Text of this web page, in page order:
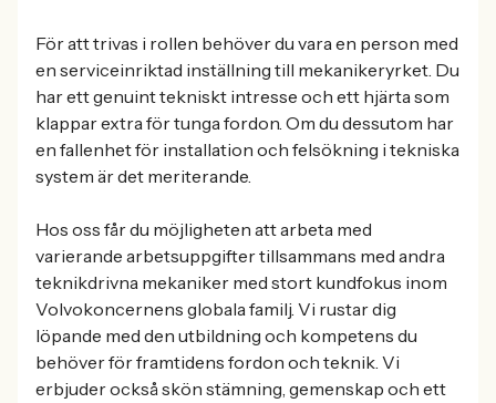
För att trivas i rollen behöver du vara en person med
en serviceinriktad inställning till mekanikeryrket. Du
har ett genuint tekniskt intresse och ett hjärta som
klappar extra för tunga fordon. Om du dessutom har
en fallenhet för installation och felsökning i tekniska
system är det meriterande.
Hos oss får du möjligheten att arbeta med
varierande arbetsuppgifter tillsammans med andra
teknikdrivna mekaniker med stort kundfokus inom
Volvokoncernens globala familj. Vi rustar dig
löpande med den utbildning och kompetens du
behöver för framtidens fordon och teknik. Vi
erbjuder också skön stämning, gemenskap och ett